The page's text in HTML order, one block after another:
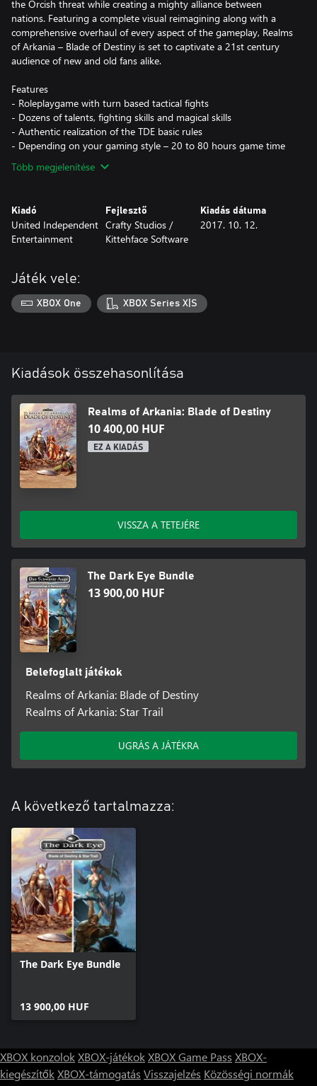
the Orcish threat while creating a mighty alliance between
nations. Featuring a complete visual reimagining along with a
comprehensive overhaul of every aspect of the gameplay, Realms
of Arkania – Blade of Destiny is set to captivate a 21st century
audience of new and old fans alike.
Features
- Roleplaygame with turn based tactical fights
- Dozens of talents, fighting skills and magical skills
- Authentic realization of the TDE basic rules
- Depending on your gaming style – 20 to 80 hours game time
Több megjelenítése
Kiadó
United Independent
Entertainment
Fejlesztő
Crafty Studios /
Kittehface Software
Kiadás dátuma
2017. 10. 12.
Játék vele:
XBOX One XBOX Series X|S
Kiadások összehasonlítása
Realms of Arkania: Blade of Destiny
10 400,00 HUF
EZ A KIADÁS
VISSZA A TETEJÉRE
The Dark Eye Bundle
13 900,00 HUF
Belefoglalt játékok
Realms of Arkania: Blade of Destiny
Realms of Arkania: Star Trail
UGRÁS A JÁTÉKRA
A következő tartalmazza:
The Dark Eye Bundle
13 900,00 HUF
XBOX konzolokXBOX-játékokXBOX Game Pass XBOX-
kiegészítőkXBOX-támogatás Visszajelzés Közösségi normák